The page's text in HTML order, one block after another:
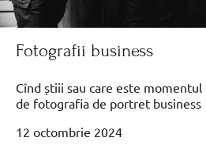
Fotografii business
Cînd știii sau care este
de fotografia de portret business
12 octombrie 2024